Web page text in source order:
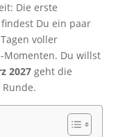
Die erste
Du ein paar
voller
Momenten. Du willst
2027 geht die